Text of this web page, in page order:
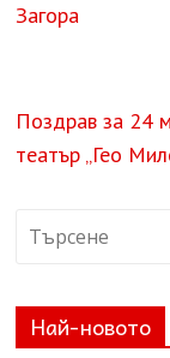
Загора
Поздрав за 24
театър „Гео
Най-новото